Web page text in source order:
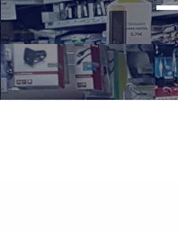
Servicios
Novedades